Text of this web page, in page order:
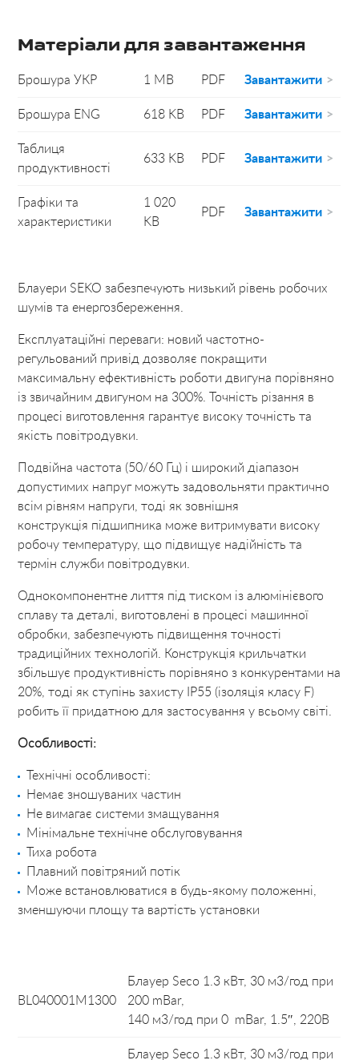
Матеріали для завантаження
Брошура УКР 1 MB PDF Завантажити
Брошура ЕNG 618 KB PDF Завантажити
Таблиця
продуктивності
633 KB PDF Завантажити
Графіки та
характеристики
1 020
KB
PDF Завантажити
Блауери SEKO забезпечують низький рівень робочих
шумів та енергозбереження.
Експлуатаційні переваги: ​​новий частотно-
регульований привід дозволяє покращити
максимальну ефективність роботи двигуна порівняно
із звичайним двигуном на 300%. Точність різання в
процесі виготовлення гарантує високу точність та
якість повітродувки.
Подвійна частота (50/60 Гц) і широкий діапазон
допустимих напруг можуть задовольняти практично
всім рівням напруги, тоді як зовнішня
конструкція підшипника може витримувати високу
робочу температуру, що підвищує надійність та
термін служби повітродувки.
Однокомпонентне лиття під тиском із алюмінієвого
сплаву та деталі, виготовлені в процесі машинної
обробки, забезпечують підвищення точності
традиційних технологій. Конструкція крильчатки
збільшує продуктивність порівняно з конкурентами на
20%, тоді як ступінь захисту IP55 (ізоляція класу F)
робить її придатною для застосування у всьому світі.
Особливості:
Технічні особливості:
Немає зношуваних частин
Не вимагає системи змащування
Мінімальне технічне обслуговування
Тиха робота
Плавний повітряний потік
Може встановлюватися в будь-якому положенні,
зменшуючи площу та вартість установки
BL040001M1300
Блауер Seco 1.3 кВт, 30 м3/год при
200 mBar,
140 м3/год при 0 mBar, 1.5″, 220В
Блауер Seco 1.3 кВт, 30 м3/год при